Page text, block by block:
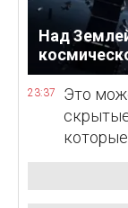
Над
23:37
Это